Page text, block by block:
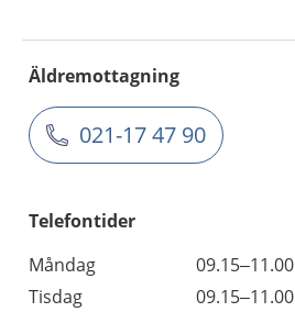
Äldremottagning
021-17 47 90
Telefontider
Måndag
09.15–11.00
Tisdag
09.15–11.00